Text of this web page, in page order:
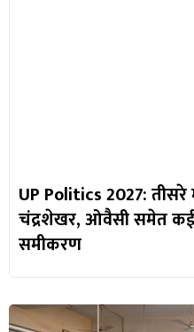
UP Politics 2027:
चंद्रशेखर, ओवैसी समेत कई
समीकरण